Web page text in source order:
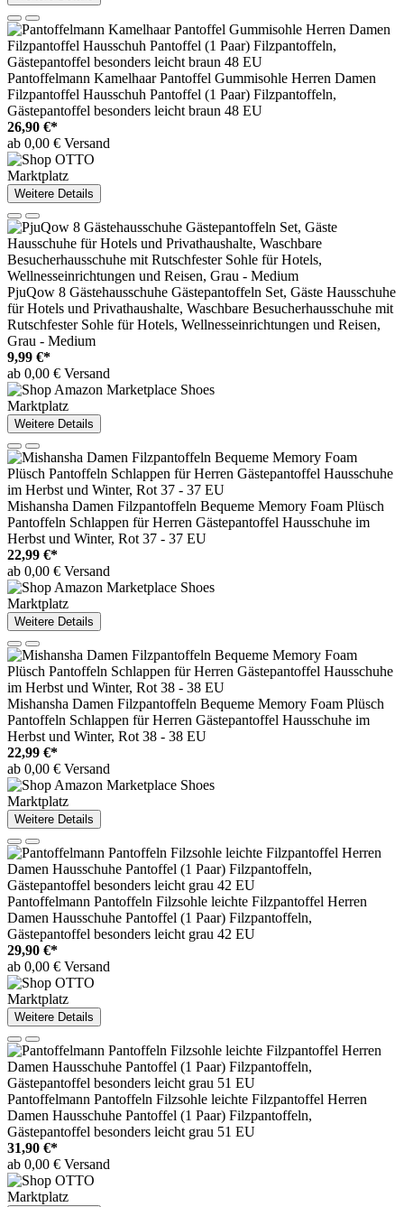
Pantoffelmann Kamelhaar Pantoffel Gummisohle Herren Damen
Filzpantoffel Hausschuh Pantoffel (1 Paar) Filzpantoffeln,
Gästepantoffel besonders leicht braun 48 EU
26,90 €*
ab 0,00 € Versand
Marktplatz
Weitere Details
PjuQow 8 Gästehausschuhe Gästepantoffeln Set, Gäste Hausschuhe
für Hotels und Privathaushalte, Waschbare Besucherhausschuhe mit
Rutschfester Sohle für Hotels, Wellnesseinrichtungen und Reisen,
Grau - Medium
9,99 €*
ab 0,00 € Versand
Marktplatz
Weitere Details
Mishansha Damen Filzpantoffeln Bequeme Memory Foam Plüsch
Pantoffeln Schlappen für Herren Gästepantoffel Hausschuhe im
Herbst und Winter, Rot 37 - 37 EU
22,99 €*
ab 0,00 € Versand
Marktplatz
Weitere Details
Mishansha Damen Filzpantoffeln Bequeme Memory Foam Plüsch
Pantoffeln Schlappen für Herren Gästepantoffel Hausschuhe im
Herbst und Winter, Rot 38 - 38 EU
22,99 €*
ab 0,00 € Versand
Marktplatz
Weitere Details
Pantoffelmann Pantoffeln Filzsohle leichte Filzpantoffel Herren
Damen Hausschuhe Pantoffel (1 Paar) Filzpantoffeln,
Gästepantoffel besonders leicht grau 42 EU
29,90 €*
ab 0,00 € Versand
Marktplatz
Weitere Details
Pantoffelmann Pantoffeln Filzsohle leichte Filzpantoffel Herren
Damen Hausschuhe Pantoffel (1 Paar) Filzpantoffeln,
Gästepantoffel besonders leicht grau 51 EU
31,90 €*
ab 0,00 € Versand
Marktplatz